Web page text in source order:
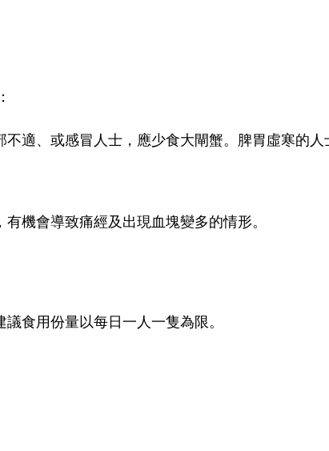
適、或感冒人士，應少食大閘蟹。脾胃虛寒的人
機會導致痛經及出現血塊變多的情形。
食用份量以每日一人一隻為限。